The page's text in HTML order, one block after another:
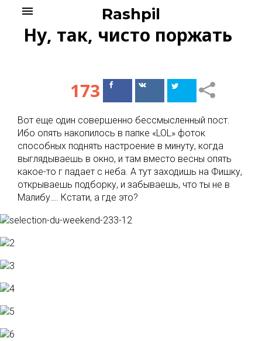
content
Rashpil
menu
Ну, так, чисто поржать
173
ПоделитьсяПоделиться
Вот еще один совершенно бессмысленный пост.
Ибо опять накопилось в папке «LOL» фоток
способных поднять настроение в минуту, когда
выглядываешь в окно, и там вместо весны опять
какое-то г падает с неба. А тут заходишь на Фишку,
открываешь подборку, и забываешь, что ты не в
Малибу…. Кстати, а где это?